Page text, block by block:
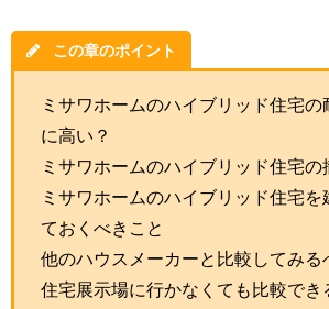
この章のポイント
ミサワホームのハイブリッド住宅の
に高い？
ミサワホームのハイブリッド住宅の
ミサワホームのハイブリッド住宅を
ておくべきこと
他のハウスメーカーと比較してみる
住宅展示場に行かなくても比較でき